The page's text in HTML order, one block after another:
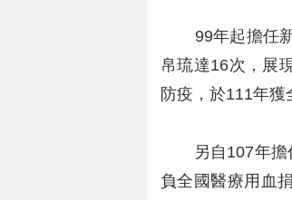
99年起擔任新
帛琉達16次，展
防疫，於111年獲
另自107年擔任
負全國醫療用血